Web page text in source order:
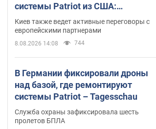
системы Patriot из США:
Зеленский раскрыл подробности
Киев также ведет активные переговоры с
европейскими партнерами
8.08.2026 14:08 744
В Германии фиксировали дроны
над базой, где ремонтируют
системы Patriot – Tagesschau
Служба охраны зафиксировала шесть
пролетов БПЛА